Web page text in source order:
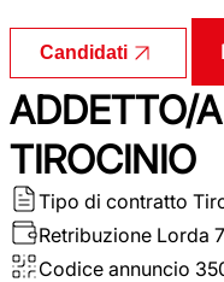
Candidati
ADDETTO/
TIROCINIO
Tipo di contratto
Retribuzione Lorda
Codice annuncio